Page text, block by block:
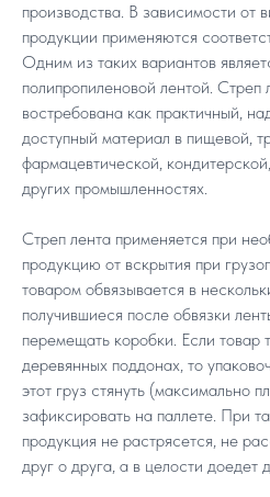
производства. В зависимости от
продукции применяются
Одним из таких вариантов
полипропиленовой лентой. Стреп
востребована как практичный,
доступный материал в пищевой,
фармацевтической,
других промышленностях.
Стреп лента применяется при
продукцию от вскрытия при
товаром обвязывается в
получившиеся после обвязки
перемещать коробки. Если товар
деревянных поддонах, то
этот груз стянуть (максимально
зафиксировать на паллете. При
продукция не растрясется, не
друг о друга, а в целости доедет